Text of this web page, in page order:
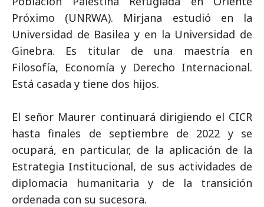
Próximo (UNRWA). Mirjana estudió en la
Universidad de Basilea y en la Universidad de
Ginebra. Es titular de una maestría en
Filosofía, Economía y Derecho Internacional.
Está casada y tiene dos hijos.
El señor Maurer continuará dirigiendo el CICR
hasta finales de septiembre de 2022 y se
ocupará, en particular, de la aplicación de la
Estrategia Institucional, de sus actividades de
diplomacia humanitaria y de la transición
ordenada con su sucesora.